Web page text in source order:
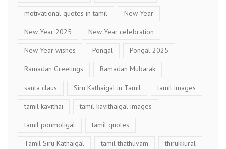
motivational quotes in tamil New Year
New Year 2025 New Year celebration
New Year wishes Pongal Pongal 2025
Ramadan Greetings Ramadan Mubarak
santa claus Siru Kathaigal in Tamil tamil images
tamil kavithai tamil kavithaigal images
tamil ponmoligal tamil quotes
Tamil Siru Kathaigal tamil thathuvam thirukkural